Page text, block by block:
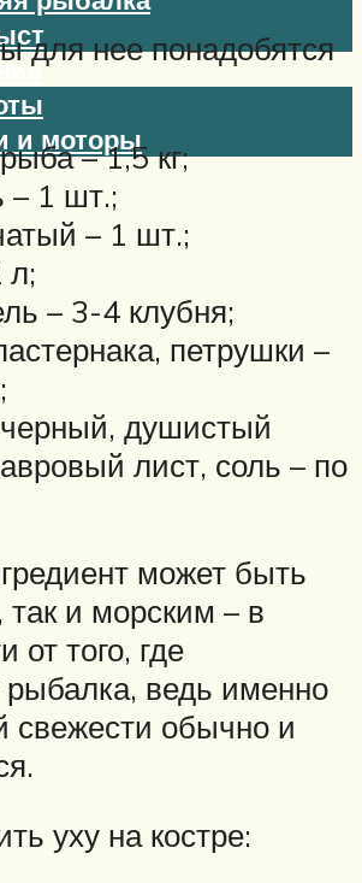
и моторы
для нее понадобятся
– 1,5 кг;
– 1 шт.;
– 1 шт.;
л;
– 3-4 клубня;
петрушки –
душистый
лист, соль – по
может быть
и морским – в
от того, где
рыбалка, ведь именно
свежести обычно и
уху на костре: